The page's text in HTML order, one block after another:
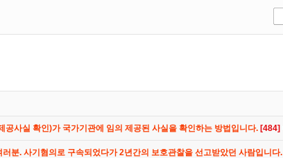
공사실 확인)가 국가기관에 임의 제공된 사실을 확인하는 방법입니다. [484]
분. 사기혐의로 구속되었다가 2년간의 보호관찰을 선고받았던 사람입니다.